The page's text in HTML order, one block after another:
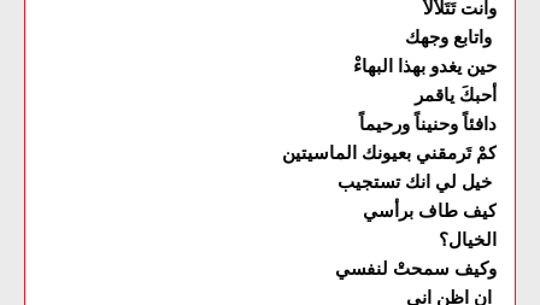
وانت تَتَلألأ
حين يغدو بهذا البهاءْ
أحبكَ ياقمر
دافئاً وحنيناً ورحيماً
كمْ تَرمقني بعيونك الماسيتين
كيف طاف برأسي
الخيال؟
وكيف سمحتْ لنفسي